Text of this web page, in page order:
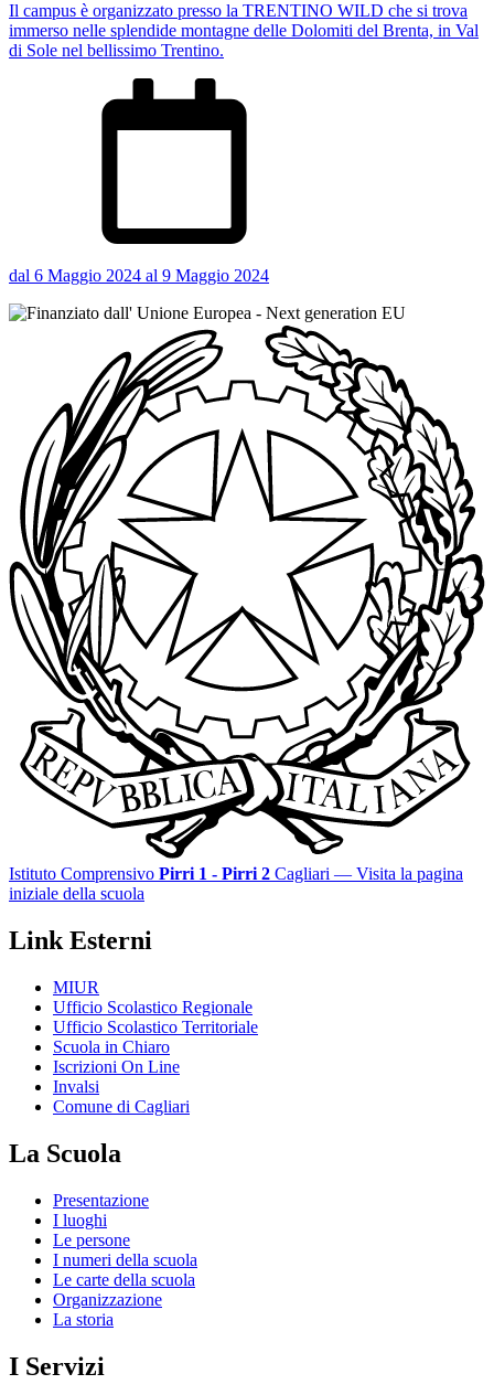
Il campus è organizzato presso la TRENTINO WILD che si trova
immerso nelle splendide montagne delle Dolomiti del Brenta, in Val
di Sole nel bellissimo Trentino.
dal 6 Maggio 2024 al 9 Maggio 2024
Istituto Comprensivo Pirri 1 - Pirri 2 Cagliari — Visita la pagina
iniziale della scuola
Link Esterni
MIUR
Ufficio Scolastico Regionale
Ufficio Scolastico Territoriale
Scuola in Chiaro
Iscrizioni On Line
Invalsi
Comune di Cagliari
La Scuola
Presentazione
I luoghi
Le persone
I numeri della scuola
Le carte della scuola
Organizzazione
La storia
I Servizi